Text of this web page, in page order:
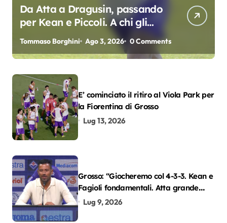
Da Atta a Dragusin, passando
per Kean e Piccoli. A chi gli
oscar del precampionato?
Tommaso Borghini Ago 3, 2026 0 Comments
E’ cominciato il ritiro al Viola Park per
la Fiorentina di Grosso
Lug 13, 2026
Grosso: “Giocheremo col 4-3-3. Kean e
Fagioli fondamentali. Atta grande
colpo”
Lug 9, 2026